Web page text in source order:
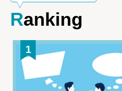
Ranking
1